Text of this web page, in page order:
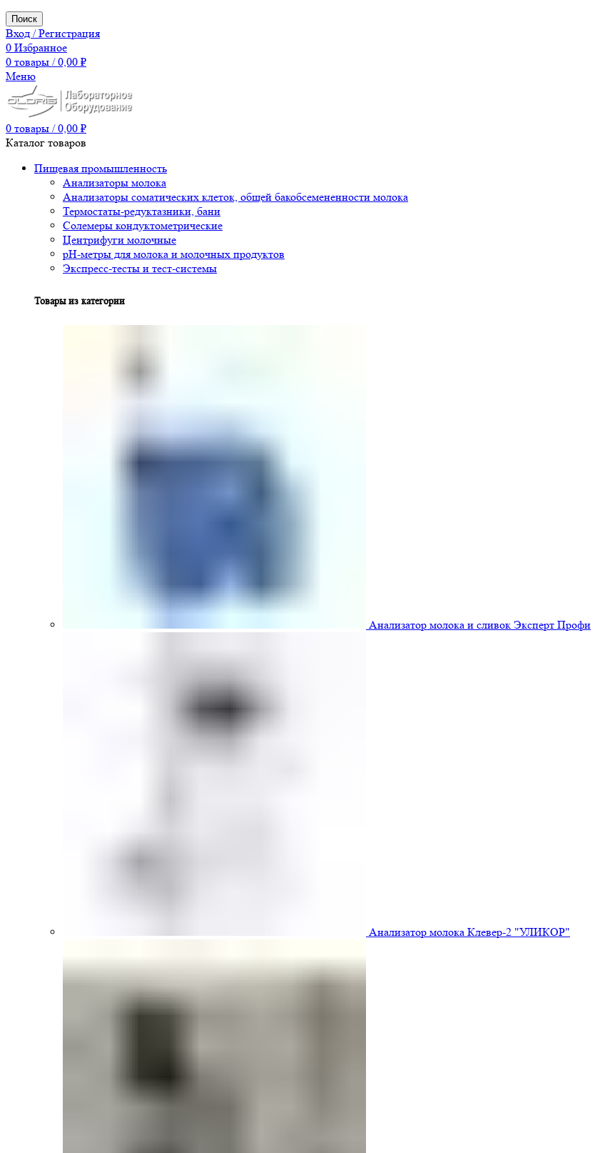
Поиск
Вход / Регистрация
0 Избранное
0 товары / 0,00 ₽
Меню
0 товары / 0,00 ₽
Каталог товаров
Пищевая промышленность
Анализаторы молока
Анализаторы соматических клеток, общей бакобсемененности молока
Термостаты-редуктазники, бани
Солемеры кондуктометрические
Центрифуги молочные
pH-метры для молока и молочных продуктов
Экспресс-тесты и тест-системы
Товары из категории
Анализатор молока и сливок Эксперт Профи
Анализатор молока Клевер-2 "УЛИКОР"